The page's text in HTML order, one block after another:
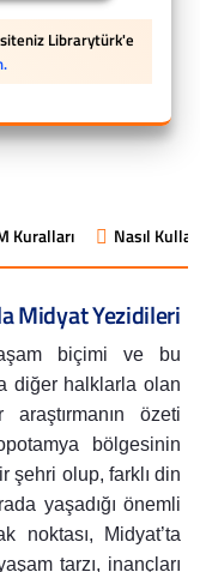
Librarytürk'e
Kuralları Nasıl
Midyat Yezidileri
biçimi ve bu
diğer halklarla olan
özeti
bölgesinin
şehri olup, farklı din
yaşadığı önemli
noktası, Midyat’ta
tarzı, inançları